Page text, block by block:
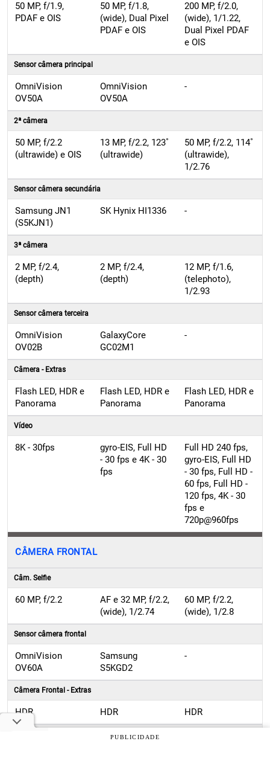
50 MP, f/1.9,
PDAF e OIS
50 MP, f/1.8,
(wide), Dual Pixel
PDAF e OIS
200 MP, f/2.0,
(wide), 1/1.22,
Dual Pixel PDAF
e OIS
Sensor câmera principal
OmniVision
OV50A
OmniVision
OV50A
-
2ª câmera
50 MP, f/2.2
(ultrawide) e OIS
13 MP, f/2.2, 123˚
(ultrawide)
50 MP, f/2.2, 114˚
(ultrawide),
1/2.76
Sensor câmera secundária
Samsung JN1
(S5KJN1)
SK Hynix HI1336 -
3ª câmera
2 MP, f/2.4,
(depth)
2 MP, f/2.4,
(depth)
12 MP, f/1.6,
(telephoto),
1/2.93
Sensor câmera terceira
OmniVision
OV02B
GalaxyCore
GC02M1
-
Câmera - Extras
Flash LED, HDR e
Panorama
Flash LED, HDR e
Panorama
Flash LED, HDR e
Panorama
Vídeo
8K - 30fps
gyro-EIS, Full HD
- 30 fps e 4K - 30
fps
Full HD 240 fps,
gyro-EIS, Full HD
- 30 fps, Full HD -
60 fps, Full HD -
120 fps, 4K - 30
fps e
720p@960fps
CÂMERA FRONTAL
Câm. Selfie
60 MP, f/2.2
AF e 32 MP, f/2.2,
(wide), 1/2.74
60 MP, f/2.2,
(wide), 1/2.8
Sensor câmera frontal
OmniVision
OV60A
Samsung
S5KGD2
-
Câmera Frontal - Extras
HDR HDR HDR
PUBLICIDADE